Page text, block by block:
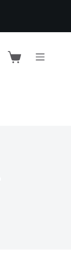
Shopping